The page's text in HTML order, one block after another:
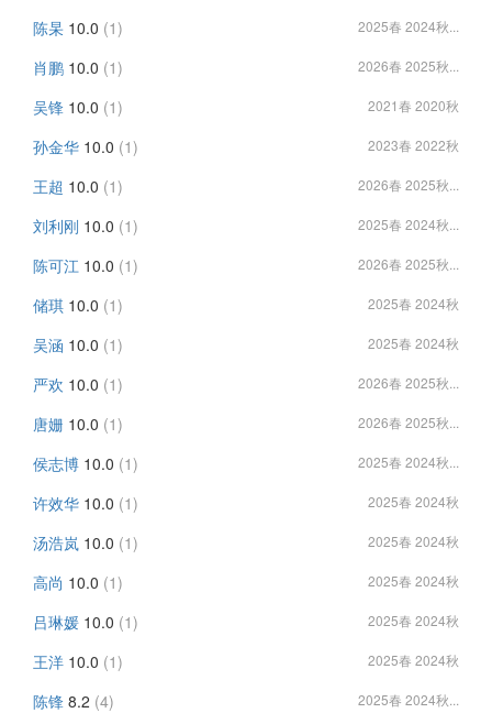
陈杲 10.0 (1) 2025春 2024秋...
肖鹏 10.0 (1) 2026春 2025秋...
吴锋 10.0 (1) 2021春 2020秋
孙金华 10.0 (1) 2023春 2022秋
王超 10.0 (1) 2026春 2025秋...
刘利刚 10.0 (1) 2025春 2024秋...
陈可江 10.0 (1) 2026春 2025秋...
储琪 10.0 (1) 2025春 2024秋
吴涵 10.0 (1) 2025春 2024秋
严欢 10.0 (1) 2026春 2025秋...
唐姗 10.0 (1) 2026春 2025秋...
侯志博 10.0 (1) 2025春 2024秋...
许效华 10.0 (1) 2025春 2024秋
汤浩岚 10.0 (1) 2025春 2024秋
高尚 10.0 (1) 2025春 2024秋
吕琳媛 10.0 (1) 2025春 2024秋
王洋 10.0 (1) 2025春 2024秋
陈锋 8.2 (4) 2025春 2024秋...